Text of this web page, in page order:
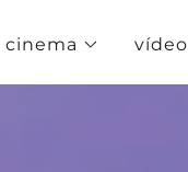
cinema vídeo